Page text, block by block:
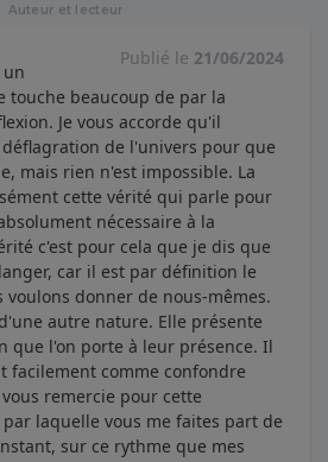
Auteur et lecteur
Publié le 21/06/2024
un
touche beaucoup de par la
Je vous accorde qu'il
de l'univers pour que
mais rien n'est impossible. La
cette vérité qui parle pour
nécessaire à la
c'est pour cela que je dis que
car il est par définition le
voulons donner de nous-mêmes.
autre nature. Elle présente
que l'on porte à leur présence. Il
facilement comme confondre
remercie pour cette
laquelle vous me faites part de
sur ce rythme que mes